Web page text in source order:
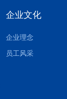
企业文化
企业理念
员工风采